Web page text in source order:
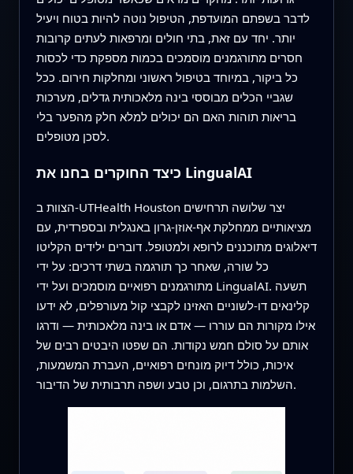
לדבר בשפתם המועדפת, הטיפול נוטה להיות בטוח ויעיל
יותר. יחד עם זאת, בתי חולים ומרפאות לעתים קרובות
חסרים מתורגמנים מוסמכים בכמות מספקת כדי לכסות
כל ביקור, במיוחד בטיפול ראשוני ומחלקות חירום. ככל
שגביי הכלים מבוססי בינה מלאכותית גדלים, מערכות
בריאות תוהות האם הם יכולים למלא חלק מהפער בלי
לסכן מטופלים.
כיצד החוקרים בחנו את LingualAI
הצוות ב-UTHealth Houston יצר שלושה תרחישים
מציאותיים ממחלקת אף-אוזן-גרון באנגלית ובספרדית, עם
דיאלוגים מתוכננים לרופא ולמטופל. דוברים ילידים הקליטו
כל שורה, שאחר כך תורגמה בשתי דרכים: על ידי
מתורגמנים רפואיים מוסמכים ועל ידי LingualAI. תשעה
קלינאים דו‑לשוניים האזינו לקבצי קול מעורפלים, לא ידעו
אילו מקורות הם עוררו — אדם או בינה מלאכותית — ודרגו
אותם על סולם חמש נקודות. הם שפטו היבטים רבים של
איכות, כולל דיוק מונחים רפואיים, העברת המשמעות,
השלמות בתרגום, וכן טבע ושפה תרבותית של הדיבור.